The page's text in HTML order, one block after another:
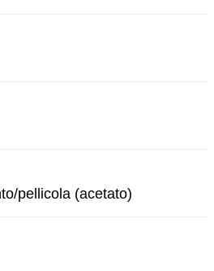
pellicola (acetato)